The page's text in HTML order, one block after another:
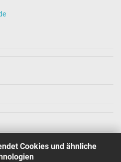
Cookies und ähnliche